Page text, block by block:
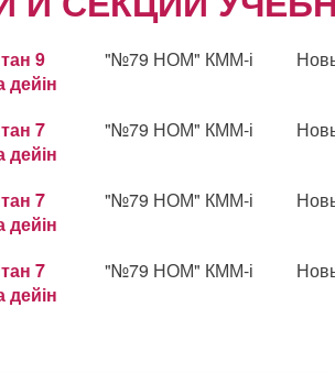
9
"№79 НОМ" КММ-і
7
"№79 НОМ" КММ-і
7
"№79 НОМ" КММ-і
7
"№79 НОМ" КММ-і